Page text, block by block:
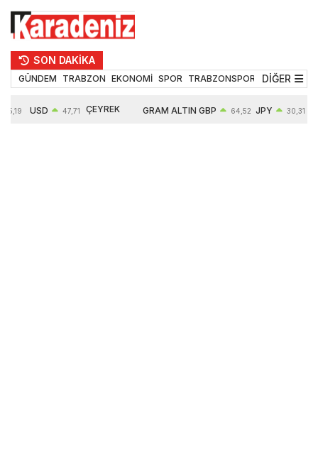
SON DAKİKA
GÜNDEM TRABZON EKONOMİ SPOR TRABZONSPOR TEKNOLOJİ
DİĞER
55,19 USD 47,71 ÇEYREK GRAM ALTIN GBP 64,52 JPY 30,31